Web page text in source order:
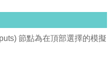
節點為在頂部選擇的模擬